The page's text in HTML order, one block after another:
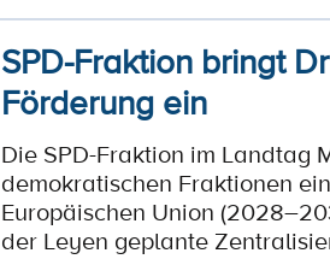
SPD-Fraktion bringt
Förderung ein
Die SPD-Fraktion im Landtag
demokratischen Fraktionen
Europäischen Union
der Leyen geplante